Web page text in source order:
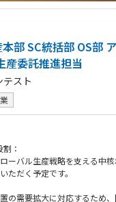
せず最適なセキュリティ戦
実装まで一気通貫で支援で
ーク、エンドポイント、AIな
ち上げフェーズに関われる
1回程度出社いただきます。
国内・海外）
喜びを感じる方
習得を楽しめる方
だけでなく事業視点で考えた
ら価値を創出したい方
前向きに挑戦できる方
部 SC統括部 OS部
産委託推進担当
スト
：
ーバル生産戦略を支える中
ただく予定です。
の需要拡大に対応するため